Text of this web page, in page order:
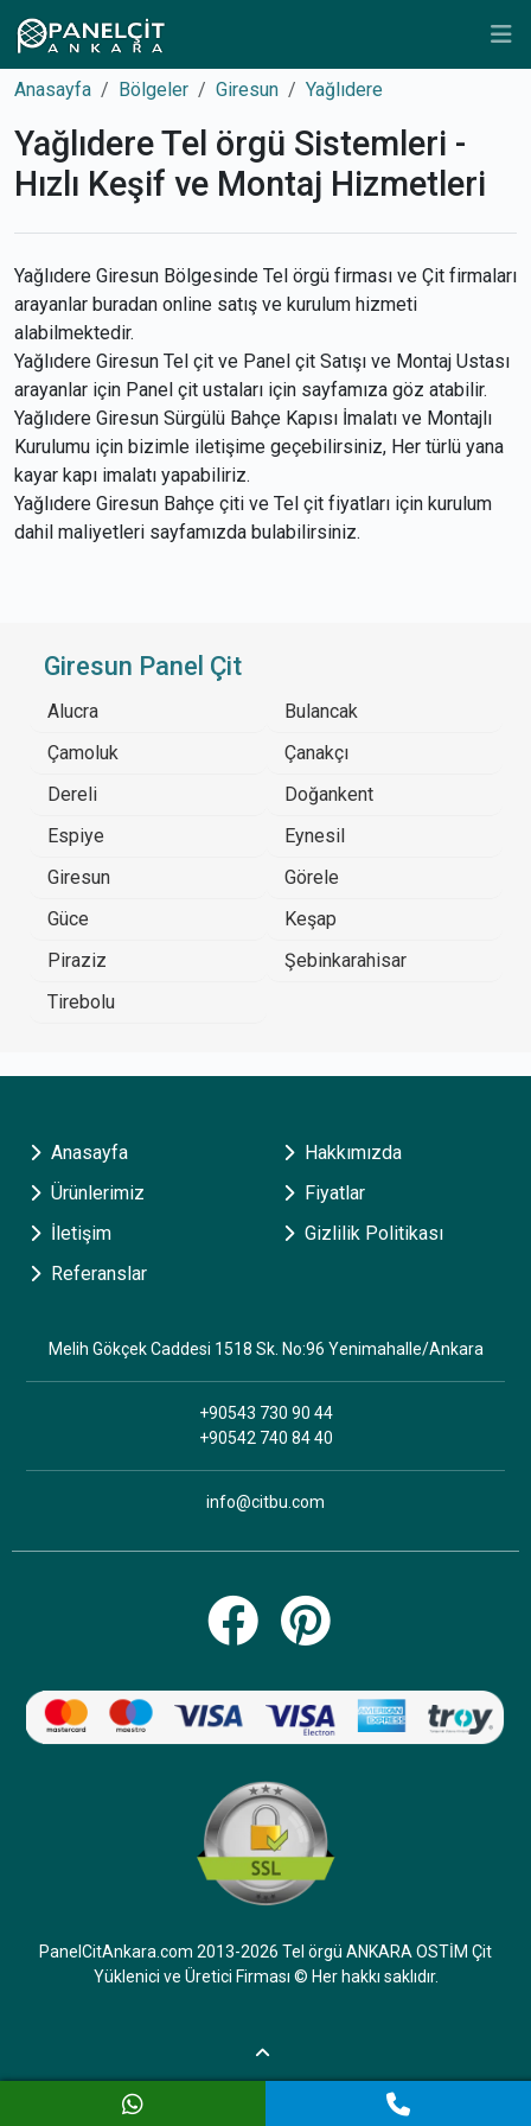
Anasayfa Bölgeler Giresun Yağlıdere
Yağlıdere Tel örgü Sistemleri -
Hızlı Keşif ve Montaj Hizmetleri
Yağlıdere Giresun Bölgesinde Tel örgü firması ve Çit firmaları
arayanlar buradan online satış ve kurulum hizmeti
alabilmektedir.
Yağlıdere Giresun Tel çit ve Panel çit Satışı ve Montaj Ustası
arayanlar için Panel çit ustaları için sayfamıza göz atabilir.
Yağlıdere Giresun Sürgülü Bahçe Kapısı İmalatı ve Montajlı
Kurulumu için bizimle iletişime geçebilirsiniz, Her türlü yana
kayar kapı imalatı yapabiliriz.
Yağlıdere Giresun Bahçe çiti ve Tel çit fiyatları için kurulum
dahil maliyetleri sayfamızda bulabilirsiniz.
Giresun Panel Çit
Alucra
Bulancak
Çamoluk
Çanakçı
Dereli
Doğankent
Espiye
Eynesil
Giresun
Görele
Güce
Keşap
Piraziz
Şebinkarahisar
Tirebolu
Anasayfa
Hakkımızda
Ürünlerimiz
Fiyatlar
İletişim
Gizlilik Politikası
Referanslar
Melih Gökçek Caddesi 1518 Sk. No:96 Yenimahalle/Ankara
+90543 730 90 44
+90542 740 84 40
info@citbu.com
PanelCitAnkara.com 2013-2026 Tel örgü ANKARA OSTİM Çit
Yüklenici ve Üretici Firması © Her hakkı saklıdır.